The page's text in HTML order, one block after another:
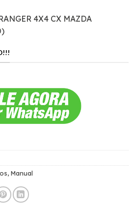
4X4 CX MAZDA
, Manual